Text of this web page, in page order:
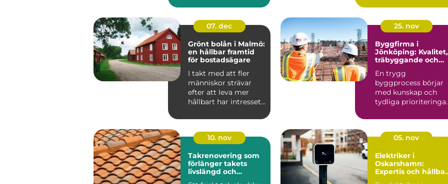
inomh...
07. dec
Grönt bolån i Malmö:
en hållbar framtid
för bostadsägare
I takt med att fler
människor strävar
efter att leva mer
hållbart har intresset
25. nov
Byggfirma i
Jönköping: Kvalitet,
träbyggande och
En trygg
byggprocess börjar
med kunskap och
tydliga
10. nov
Takrenovering som
förlänger takets
livslängd och
05. nov
Elektriker i
Oskarshamn:
Expertis och